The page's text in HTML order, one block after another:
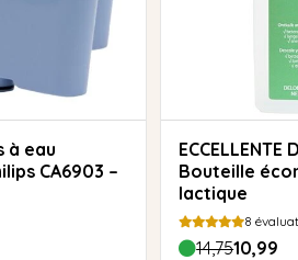
CA6903 –
ECCELLENTE Détartrant rapide
Bouteille
lactique
8
14,7510,99